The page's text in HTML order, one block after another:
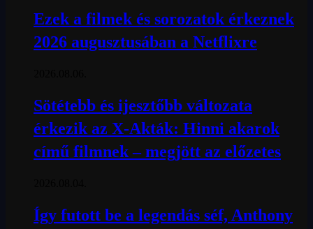
Ezek a filmek és sorozatok érkeznek
2026 augusztusában a Netflixre
Sötétebb és ijesztőbb változata
érkezik az X-Akták: Hinni akarok
című filmnek – megjött az előzetes
Így futott be a legendás séf, Anthony